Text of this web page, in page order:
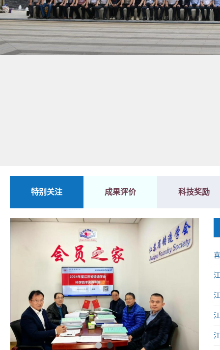
特别关注 成果评价 科技奖励
1 2